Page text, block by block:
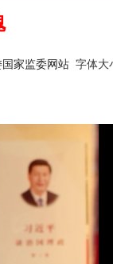
家监委网站 字体大
“神药”背后的真相